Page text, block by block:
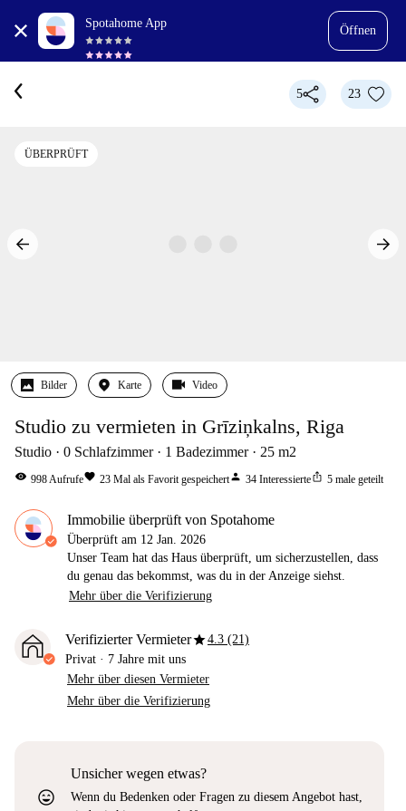
Spotahome App
Öffnen
5 23
ÜBERPRÜFT
Bilder Karte Video
Studio zu vermieten in Grīziņkalns, Riga
Studio 0 Schlafzimmer 1 Badezimmer 25 m2
visibility 998Aufrufefavorite 23 Mal als Favorit gespeichertperson 34 Interessierteios_share 5 male geteilt
Immobilie überprüft von Spotahome
Überprüft am 12 Jan. 2026
Unser Team hat das Haus überprüft, um sicherzustellen, dass
du genau das bekommst, was du in der Anzeige siehst.
Mehr über die Verifizierung
Verifizierter Vermieterstar4.3 (21)
Privat · 7 Jahre mit uns
Mehr über diesen Vermieter
Mehr über die Verifizierung
sentiment_very_satisfied
Unsicher wegen etwas?
Wenn du Bedenken oder Fragen zu diesem Angebot hast,